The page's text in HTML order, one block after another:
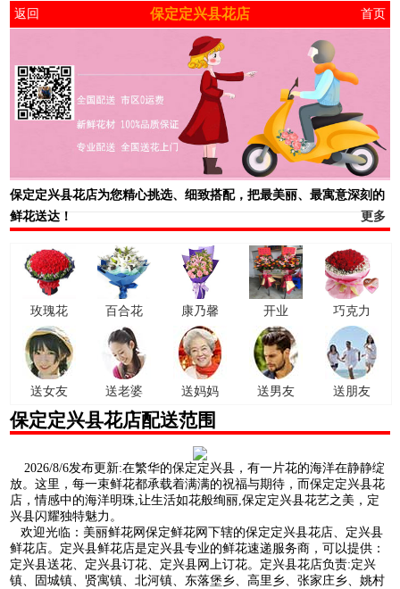
返回 保定定兴县花店 首页
保定定兴县花店为您精心挑选、细致搭配，把最美丽、最寓意深刻的
鲜花送达！
更多
玫瑰花 百合花 康乃馨 开业 巧克力
送女友 送老婆 送妈妈 送男友 送朋友
保定定兴县花店配送范围
2026/8/6发布更新:在繁华的保定定兴县，有一片花的海洋在静静绽
放。这里，每一束鲜花都承载着满满的祝福与期待，而保定定兴县花
店，情感中的海洋明珠,让生活如花般绚丽,保定定兴县花艺之美，定
兴县闪耀独特魅力。
欢迎光临：美丽鲜花网保定鲜花网下辖的保定定兴县花店、定兴县
鲜花店。定兴县鲜花店是定兴县专业的鲜花速递服务商，可以提供：
定兴县送花、定兴县订花、定兴县网上订花。定兴县花店负责:定兴
镇、固城镇、贤寓镇、北河镇、东落堡乡、高里乡、张家庄乡、姚村